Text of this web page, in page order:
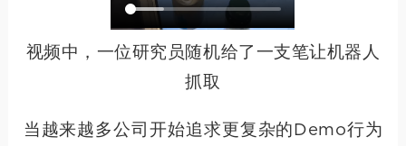
视频中，一位研究员随机给了一支笔让机器人
抓取
当越来越多公司开始追求更复杂的Demo行为